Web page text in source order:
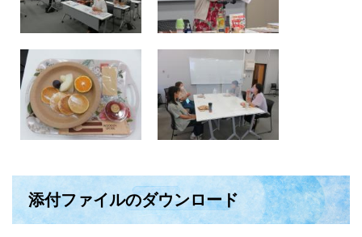
添付ファイルのダウンロード